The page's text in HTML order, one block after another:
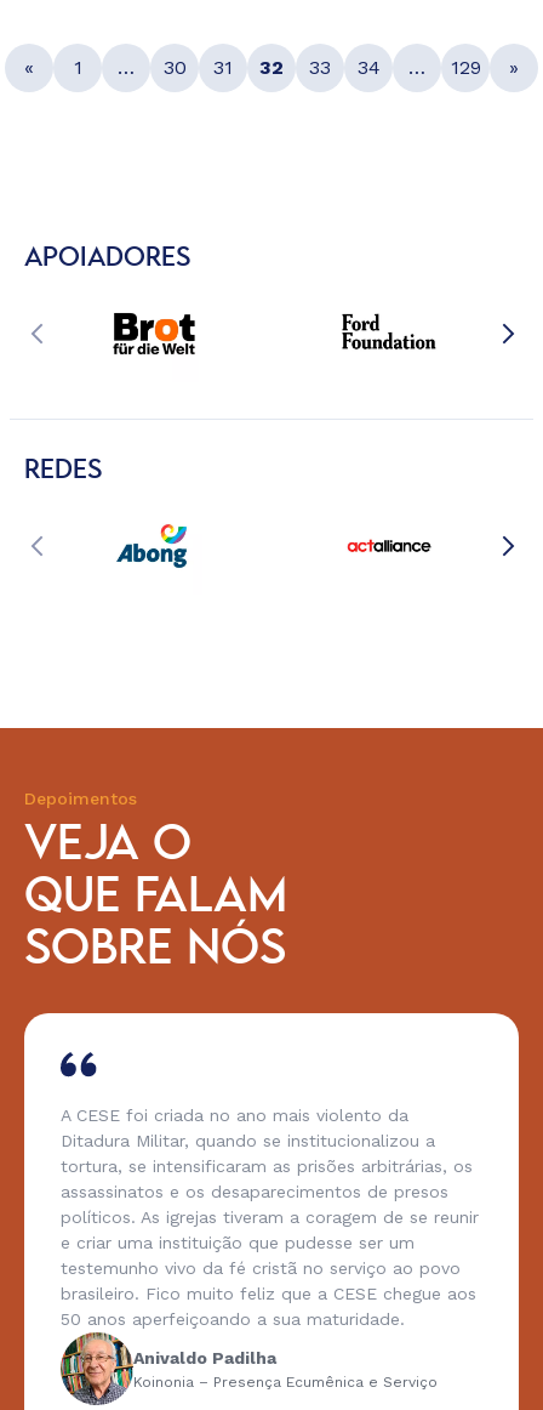
« 1 … 30 31 32 33 34 … 129 »
APOIADORES
REDES
Depoimentos
VEJA O
QUE FALAM
SOBRE NÓS
A CESE foi criada no ano mais violento da
Ditadura Militar, quando se institucionalizou a
tortura, se intensificaram as prisões arbitrárias, os
assassinatos e os desaparecimentos de presos
políticos. As igrejas tiveram a coragem de se reunir
e criar uma instituição que pudesse ser um
testemunho vivo da fé cristã no serviço ao povo
brasileiro. Fico muito feliz que a CESE chegue aos
50 anos aperfeiçoando a sua maturidade.
Anivaldo Padilha
Koinonia – Presença Ecumênica e Serviço